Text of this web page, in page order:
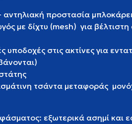
αντηλιακή προστασία
με δίχτυ (mesh) για
υποδοχές στις ακτίνες για
τσάντα μεταφοράς
εξωτερικά ασημί και